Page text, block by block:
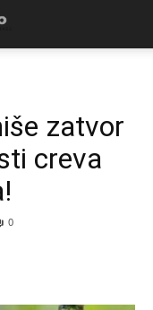
zatvor
creva
0